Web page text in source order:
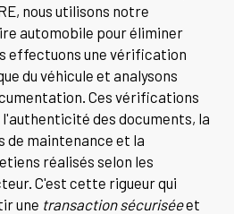
nous utilisons notre
automobile pour éliminer
effectuons une vérification
du véhicule et analysons
Ces vérifications
des documents, la
de maintenance et la
réalisés selon les
C'est cette rigueur qui
une transaction sécuriséeet